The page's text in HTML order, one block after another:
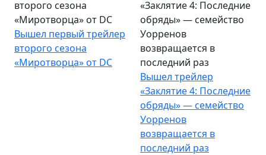
второго сезона
«Миротворца» от DC
Вышел первый трейлер
второго сезона
«Миротворца» от DC
«Заклятие 4: Последние
обряды» — семейство
Уорренов
возвращается в
последний раз
Вышел трейлер
«Заклятие 4: Последние
обряды» — семейство
Уорренов
возвращается в
последний раз